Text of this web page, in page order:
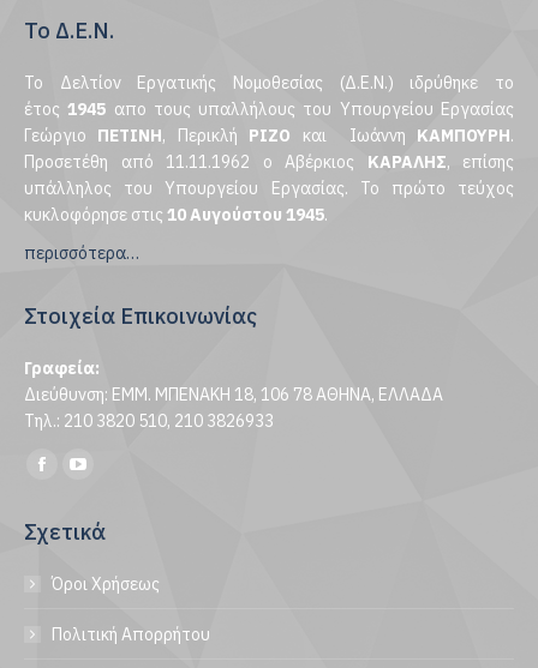
Το Δ.Ε.Ν.
Το Δελτίον Εργατικής Νομοθεσίας (Δ.Ε.Ν.) ιδρύθηκε το
έτος1945 απο τους υπαλλήλους του Υπουργείου Εργασίας
Γεώργιο ΠΕΤΙΝΗ, Περικλή ΡΙΖΟ και Ιωάννη ΚΑΜΠΟΥΡΗ.
Προσετέθη από 11.11.1962 ο Αβέρκιος ΚΑΡΑΛΗΣ, επίσης
υπάλληλος του Υπουργείου Εργασίας. Το πρώτο τεύχος
κυκλοφόρησε στις 10 Αυγούστου 1945.
περισσότερα…
Στοιχεία Επικοινωνίας
Γραφεία:
Διεύθυνση: ΕΜΜ. ΜΠΕΝΑΚΗ 18, 106 78 ΑΘΗΝΑ, ΕΛΛΑΔΑ
Τηλ.: 210 3820 510, 210 3826933
Find us on:
Facebook
opens
in
window
opens
window
Σχετικά
Όροι Χρήσεως
Πολιτική Απορρήτου